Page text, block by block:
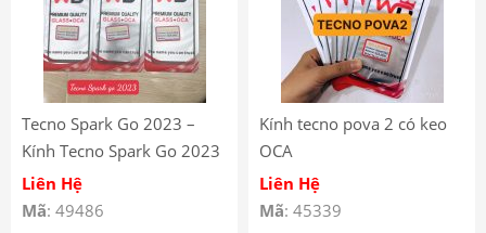
Tecno Spark Go 2023 –
Kính Tecno Spark Go 2023
Liền Keo OCA – Kính Ép
Màn Hình Có Keo OCA
Liên Hệ
Mã: 49486
Kính tecno pova 2 có keo
OCA
Liên Hệ
Mã: 45339